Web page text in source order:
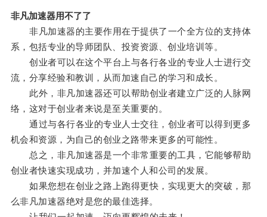
非凡加速器用不了了
非凡加速器的主要作用在于提供了一个全方位的支持体
系，包括专业的导师团队、投资资源、创业培训等。
创业者可以在这个平台上与各行各业的专业人士进行交
流，分享经验和教训，从而加速自己的学习和成长。
此外，非凡加速器还可以帮助创业者建立广泛的人脉网
络，这对于创业者来说是至关重要的。
通过与各行各业的专业人士交往，创业者可以得到更多
机会和资源，为自己的创业之路带来更多的可能性。
总之，非凡加速器是一个非常重要的工具，它能够帮助
创业者快速实现成功，并加速个人和公司的发展。
如果您想在创业之路上跑得更快，实现更大的突破，那
么非凡加速器绝对是您的最佳选择。